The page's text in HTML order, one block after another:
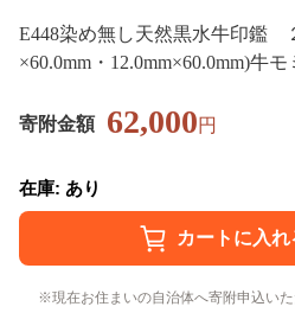
E448染め無し天然黒水牛印鑑
×60.0mm・12.0mm×60.0mm)牛
寄附金額 62,000円
在庫: あり
現在お住まいの自治体へ寄附申込い